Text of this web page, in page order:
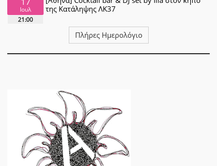
Ιουλ
21:00
της Κατάληψης ΛΚ37
Πλήρες Ημερολόγιο